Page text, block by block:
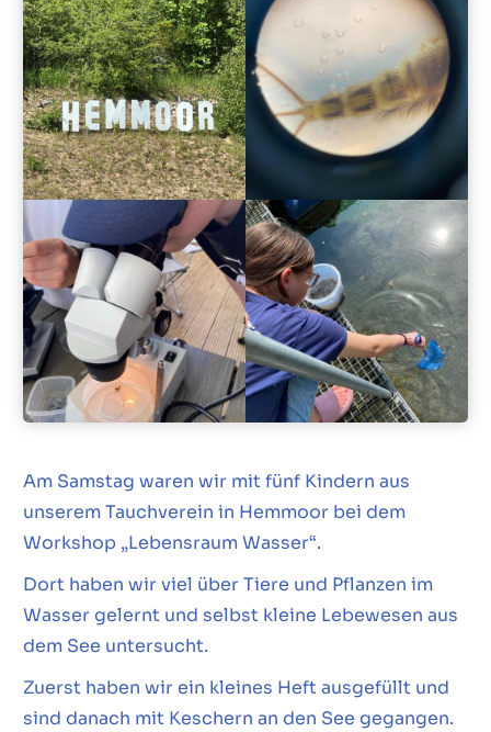
Am Samstag waren wir mit fünf Kindern aus
unserem Tauchverein in Hemmoor bei dem
Workshop „Lebensraum Wasser“.
Dort haben wir viel über Tiere und Pflanzen im
Wasser gelernt und selbst kleine Lebewesen aus
dem See untersucht.
Zuerst haben wir ein kleines Heft ausgefüllt und
sind danach mit Keschern an den See gegangen.